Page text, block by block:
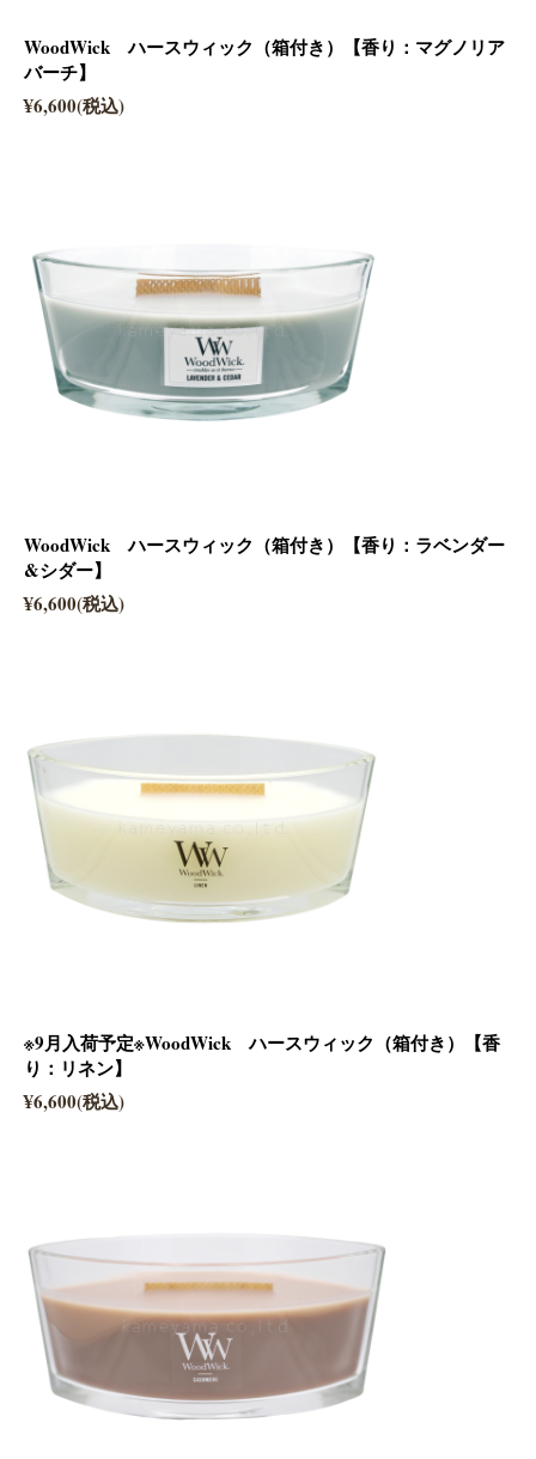
WoodWick ハースウィック（箱付き）【香り：マグノリア
バーチ】
¥6,600(税込)
WoodWick ハースウィック（箱付き）【香り：ラベンダー
&シダー】
¥6,600(税込)
※9月入荷予定※WoodWick ハースウィック（箱付き）【香
り：リネン】
¥6,600(税込)